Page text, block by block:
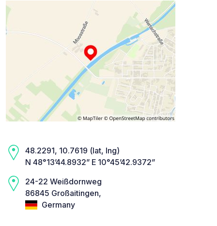
48.2291, 10.7619 (lat, lng)
N 48°13’44.8932” E 10°45’42.9372”
24-22 Weißdornweg
86845 Großaitingen,
Germany